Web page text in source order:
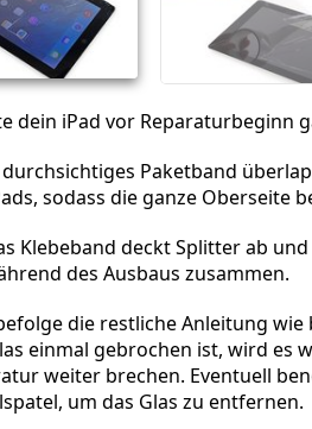
dein iPad vor Reparaturbeginn
durchsichtiges Paketband
sodass die ganze Oberseite
Klebeband deckt Splitter ab
des Ausbaus zusammen.
die restliche Anleitung wie
einmal gebrochen ist, wird es
weiter brechen. Eventuell
um das Glas zu entfernen.